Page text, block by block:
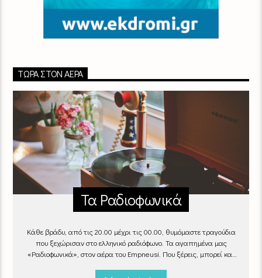
ΤΏΡΑ ΣΤΟΝ ΑΈΡΑ
Τα Ραδιοφωνικά
Κάθε βράδυ, από τις 20.00 μέχρι τις 00.00, θυμόμαστε τραγούδια
που ξεχώρισαν στο ελληνικό ραδιόφωνο. Τα αγαπημένα μας
«Ραδιοφωνικά», στον αέρα του Empneusi. Που ξέρεις, μπορεί και